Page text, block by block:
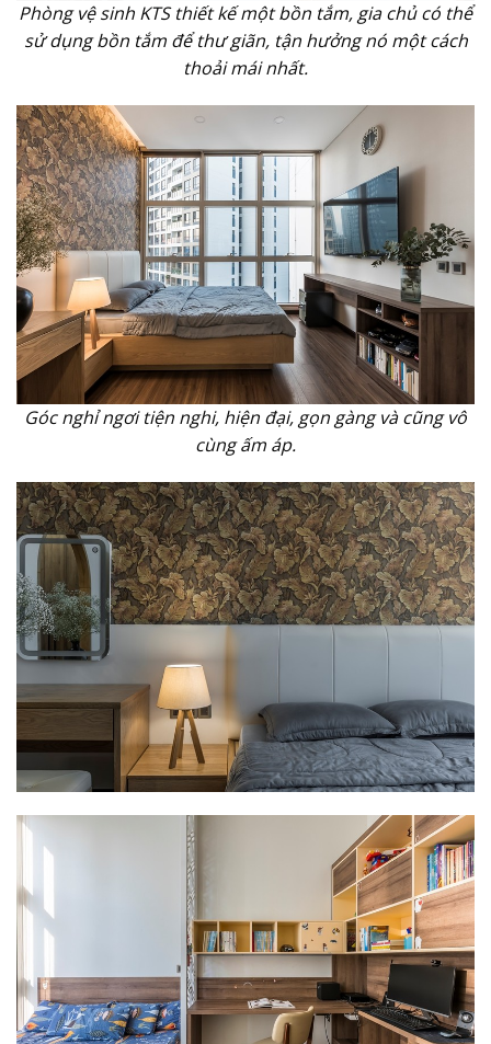
Phòng vệ sinh KTS thiết kế một bồn tắm, gia chủ có thể
sử dụng bồn tắm để thư giãn, tận hưởng nó một cách
thoải mái nhất.
Góc nghỉ ngơi tiện nghi, hiện đại, gọn gàng và cũng vô
cùng ấm áp.